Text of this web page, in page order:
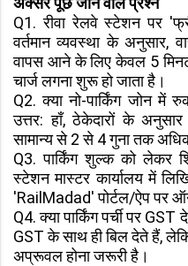
Q1. रीवा रेलवे स्टेशन पर
वर्तमान व्यवस्था के अनुसार,
वापस आने के लिए केवल 5
चार्ज लगना शुरू हो जाता है।
Q2. क्या नो-पार्किंग जोन में
उत्तर: हाँ, ठेकेदारों के अनुसार
सामान्य से 2 से 4 गुना तक
Q3. पार्किंग शुल्क को लेकर
स्टेशन मास्टर कार्यालय में
'RailMadad' पोर्टल/ऐप पर
Q4. क्या पार्किंग पर्ची पर GST
GST के साथ ही बिल देते हैं,
अप्रूवल होना जरूरी है।